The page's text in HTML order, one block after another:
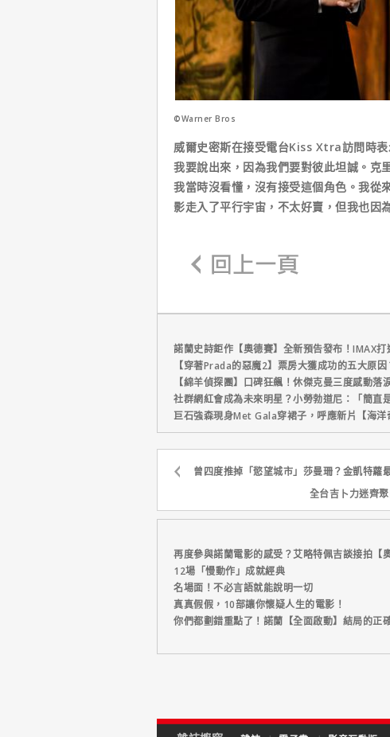
©Warner Bros
威爾史密斯在接受電台Kiss Xtra訪問時
我要說出來，因為我們要對彼此坦誠。克
我當時沒看懂，沒有接受這個角色。我從
影走入了平行宇宙，不太好賣，但我也因
諾蘭史詩鉅作【奧德賽】全新預告發布！IMAX
【穿著Prada的惡魔2】票房大獲成功的五大原因
【綿羊偵探團】口碑狂飆！休傑克曼三度感動落
社群網紅會成為未來明星？小勞勃道尼：「簡直
巨石強森現身Met Gala穿裙子，呼應新片【海洋
曾四度推掉「慾望城市」莎曼珊？金凱特蘿
全台吉卜力迷齊
再度參與諾蘭電影的感受？艾略特佩吉談接拍【
12場「慢動作」成就經典
名場面！不必言語就能說明一切
真真假假，10部讓你懷疑人生的電影！
你們都劃錯重點了！諾蘭【全面啟動】結局的正